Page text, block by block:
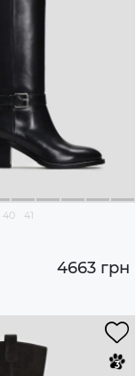
40 41
4663 грн